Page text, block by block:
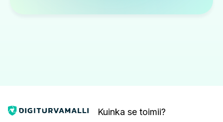
Kuinka se toimii?